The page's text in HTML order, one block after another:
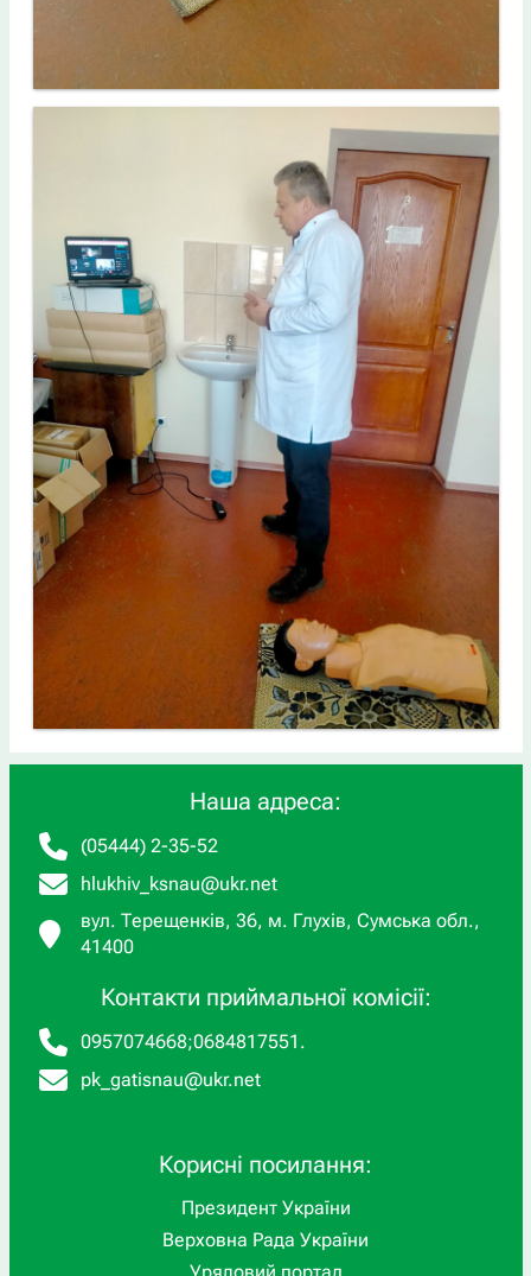
Наша адреса:
(05444) 2-35-52
hlukhiv_ksnau@ukr.net
вул. Терещенків, 36, м. Глухів, Сумська обл.,
41400
Контакти приймальної комісії:
0957074668;0684817551 .
pk_gatisnau@ukr.net
Корисні посилання:
Президент України
Верховна Рада України
Урядовий портал